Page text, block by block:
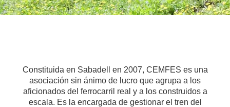
Constituida en Sabadell en 2007, CEMFES es una
asociación sin ánimo de lucro que agrupa a los
aficionados del ferrocarril real y a los construidos a
escala. Es la encargada de gestionar el tren del